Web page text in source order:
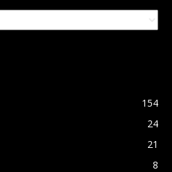
154
24
21
8